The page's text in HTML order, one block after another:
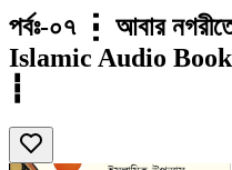
পর্বঃ-০৭ ┇ আবার
Islamic Audio
┇